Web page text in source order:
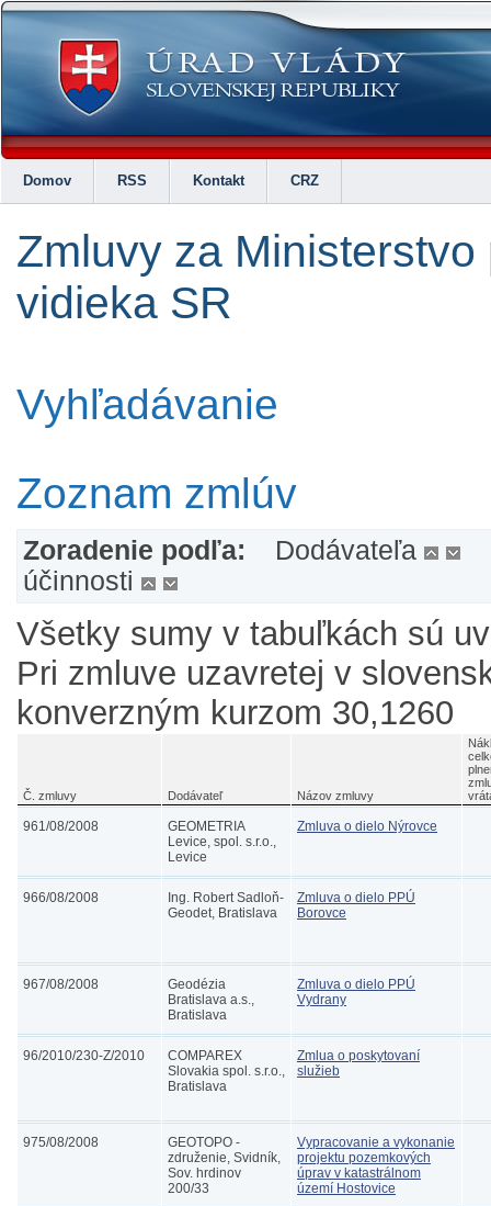
Domov RSS Kontakt CRZ
Zmluvy za
vidieka SR
Vyhľadávanie
Zoznam zmlúv
Zoradenie podľa: Dodávateľa
účinnosti
Všetky sumy v tabuľkách sú
Pri zmluve uzavretej v
konverzným kurzom 30,1260
Č. zmluvy Dodávateľ Názov zmluvy
961/08/2008
GEOMETRIA
Levice, spol. s.r.o.,
Levice
Zmluva o dielo Nýrovce
966/08/2008
Ing. Robert Sadloň-
Geodet, Bratislava
Zmluva o dielo PPÚ
Borovce
967/08/2008
Geodézia
Bratislava a.s.,
Bratislava
Zmluva o dielo PPÚ
Vydrany
96/2010/230-Z/2010
COMPAREX
Slovakia spol. s.r.o.,
Bratislava
Zmlua o poskytovaní
služieb
975/08/2008
GEOTOPO -
združenie, Svidník,
Sov. hrdinov
200/33
Vypracovanie a vykonanie
projektu pozemkových
úprav v katastrálnom
území Hostovice